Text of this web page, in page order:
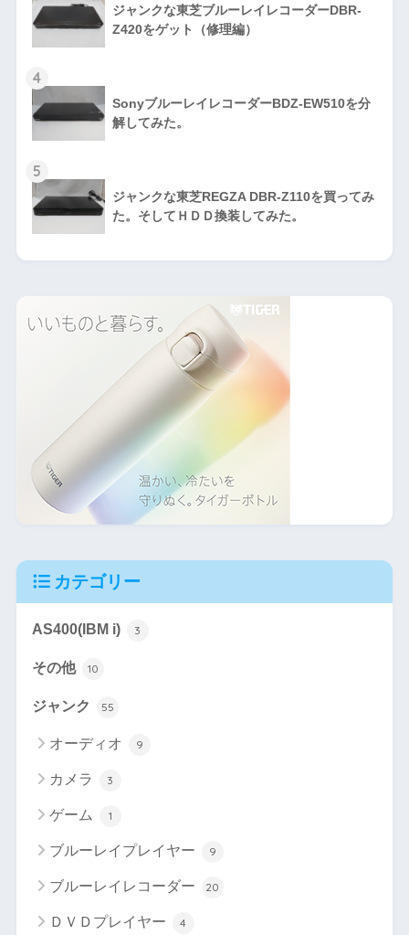
ジャンクな東芝ブルーレイレコーダーDBR-
Z420をゲット（修理編）
4
SonyブルーレイレコーダーBDZ-EW510を分
解してみた。
5
ジャンクな東芝REGZA DBR-Z110を買ってみ
た。そしてＨＤＤ換装してみた。
カテゴリー
AS400(IBM i) 3
その他 10
ジャンク 55
オーディオ 9
カメラ 3
ゲーム 1
ブルーレイプレイヤー 9
ブルーレイレコーダー 20
ＤＶＤプレイヤー 4